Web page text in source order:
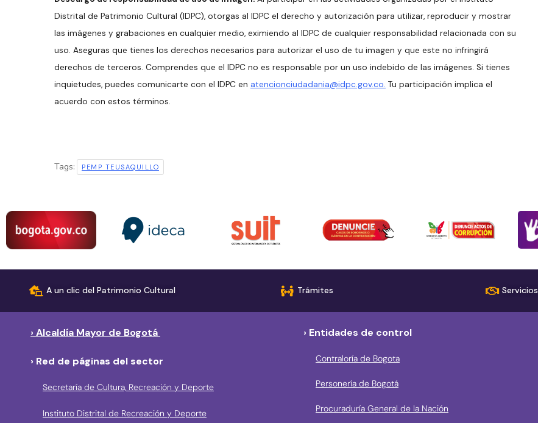
Distrital de Patrimonio Cultural (IDPC), otorgas al IDPC el derecho y autorización para utilizar, reproducir y mostrar
las imágenes y grabaciones en cualquier medio, eximiendo al IDPC de cualquier responsabilidad relacionada con su
uso. Aseguras que tienes los derechos necesarios para autorizar el uso de tu imagen y que este no infringirá
derechos de terceros. Comprendes que el IDPC no es responsable por un uso indebido de las imágenes. Si tienes
inquietudes, puedes comunicarte con el IDPC en atencionciudadania@idpc.gov.co. Tu participación implica el
acuerdo con estos términos.
Tags: PEMP TEUSAQUILLO
A un clic del Patrimonio Cultural Trámites Servicios
› Alcaldía Mayor de Bogotá
› Red de páginas del sector
Secretaría de Cultura, Recreación y Deporte
Instituto Distrital de Recreación y Deporte
› Entidades de control
Contraloría de Bogota
Personería de Bogotá
Procuraduría General de la Nación